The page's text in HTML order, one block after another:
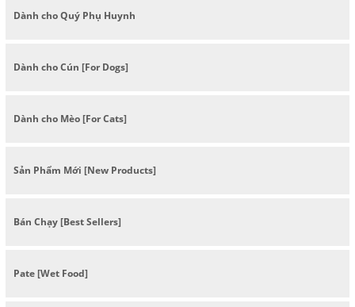
Dành cho Quý Phụ Huynh
Dành cho Cún [For Dogs]
Dành cho Mèo [For Cats]
Sản Phẩm Mới [New Products]
Bán Chạy [Best Sellers]
Pate [Wet Food]